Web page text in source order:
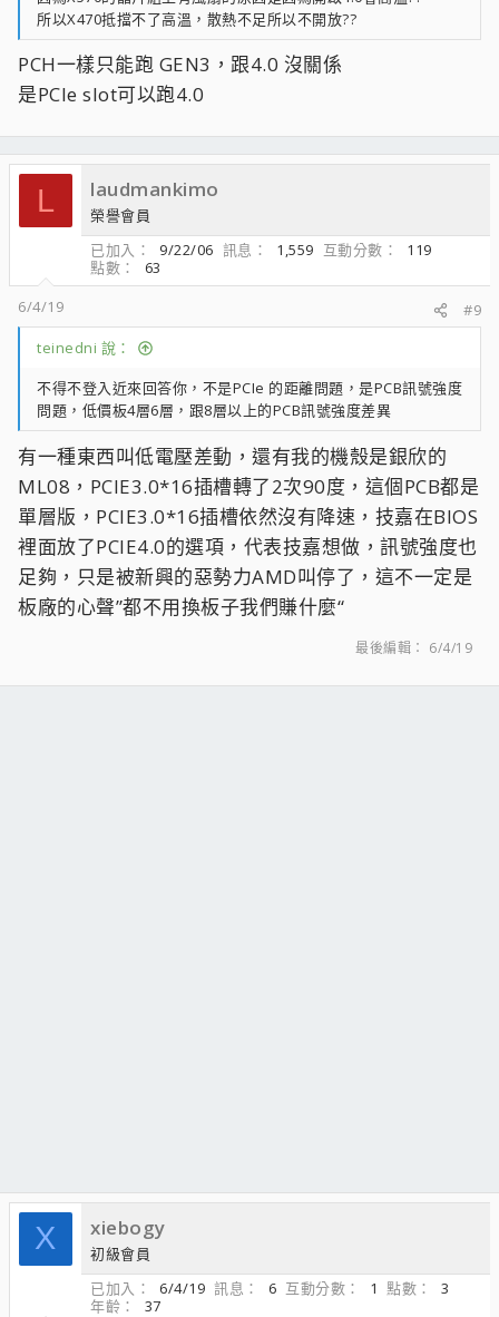
所以X470抵擋不了高溫，散熱不足所以不開放??
PCH一樣只能跑 GEN3，跟4.0 沒關係
是PCIe slot可以跑4.0
L laudmankimo
榮譽會員
已加入
9/22/06 訊息 1,559 互動分數
119
點數
63
6/4/19
#9
teinedni 說：
不得不登入近來回答你，不是PCIe 的距離問題，是PCB訊號強度
問題，低價板4層6層，跟8層以上的PCB訊號強度差異
有一種東西叫低電壓差動，還有我的機殼是銀欣的
ML08，PCIE3.0*16插槽轉了2次90度，這個PCB都是
單層版，PCIE3.0*16插槽依然沒有降速，技嘉在BIOS
裡面放了PCIE4.0的選項，代表技嘉想做，訊號強度也
足夠，只是被新興的惡勢力AMD叫停了，這不一定是
板廠的心聲”都不用換板子我們賺什麼“
最後編輯： 6/4/19
X xiebogy
初級會員
已加入
6/4/19 訊息 6 互動分數 1 點數
3
年齡
37